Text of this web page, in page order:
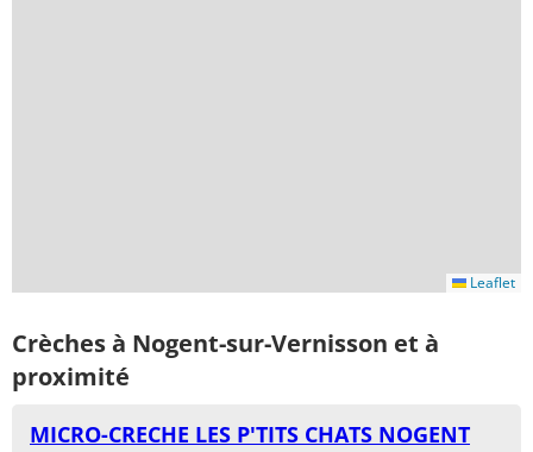
Leaflet
Crèches à Nogent-sur-Vernisson et à
proximité
MICRO-CRECHE LES P'TITS CHATS NOGENT